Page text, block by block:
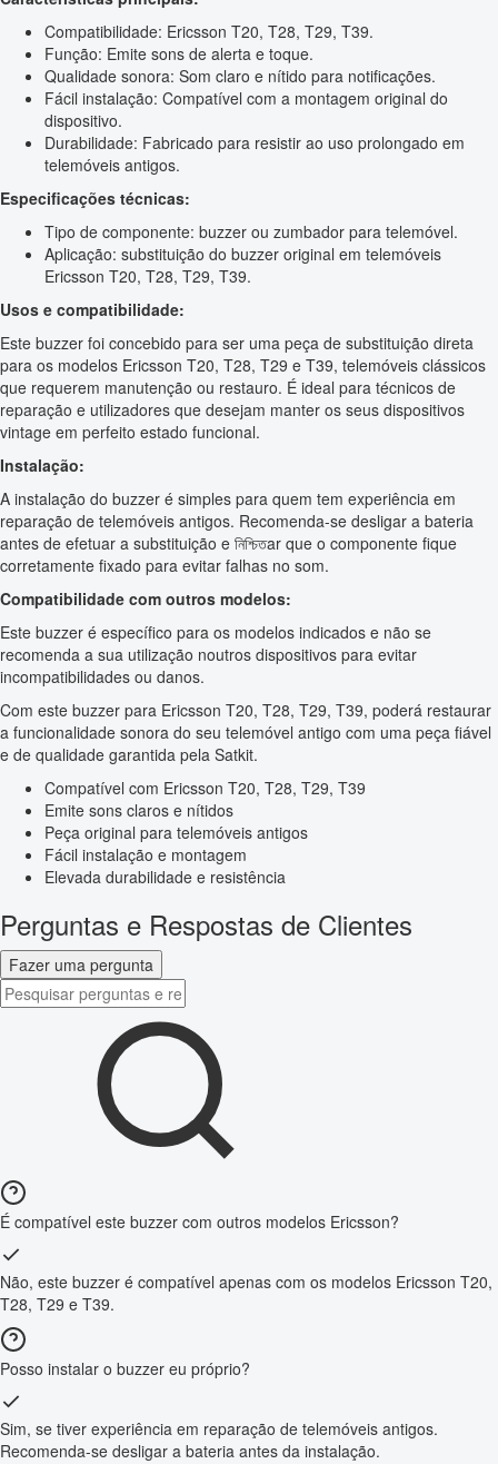
Compatibilidade: Ericsson T20, T28, T29, T39.
Função: Emite sons de alerta e toque.
Qualidade sonora: Som claro e nítido para notificações.
Fácil instalação: Compatível com a montagem original do
dispositivo.
Durabilidade: Fabricado para resistir ao uso prolongado em
telemóveis antigos.
Especificações técnicas:
Tipo de componente: buzzer ou zumbador para telemóvel.
Aplicação: substituição do buzzer original em telemóveis
Ericsson T20, T28, T29, T39.
Usos e compatibilidade:
Este buzzer foi concebido para ser uma peça de substituição direta
para os modelos Ericsson T20, T28, T29 e T39, telemóveis clássicos
que requerem manutenção ou restauro. É ideal para técnicos de
reparação e utilizadores que desejam manter os seus dispositivos
vintage em perfeito estado funcional.
Instalação:
A instalação do buzzer é simples para quem tem experiência em
reparação de telemóveis antigos. Recomenda-se desligar a bateria
antes de efetuar a substituição e নিশ্চিতar que o componente fique
corretamente fixado para evitar falhas no som.
Compatibilidade com outros modelos:
Este buzzer é específico para os modelos indicados e não se
recomenda a sua utilização noutros dispositivos para evitar
incompatibilidades ou danos.
Com este buzzer para Ericsson T20, T28, T29, T39, poderá restaurar
a funcionalidade sonora do seu telemóvel antigo com uma peça fiável
e de qualidade garantida pela Satkit.
Compatível com Ericsson T20, T28, T29, T39
Emite sons claros e nítidos
Peça original para telemóveis antigos
Fácil instalação e montagem
Elevada durabilidade e resistência
Perguntas e Respostas de Clientes
Fazer uma pergunta
É compatível este buzzer com outros modelos Ericsson?
Não, este buzzer é compatível apenas com os modelos Ericsson T20,
T28, T29 e T39.
Posso instalar o buzzer eu próprio?
Sim, se tiver experiência em reparação de telemóveis antigos.
Recomenda-se desligar a bateria antes da instalação.